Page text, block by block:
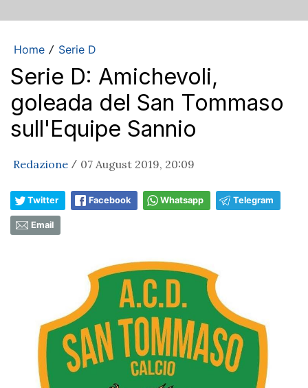
Home / Serie D
Serie D: Amichevoli,
goleada del San Tommaso
sull'Equipe Sannio
Redazione / 07 August 2019, 20:09
Twitter Facebook Whatsapp Telegram
Email